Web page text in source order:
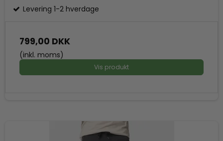
Levering 1-2 hverdage
799,00 DKK
(inkl. moms)
Vis produkt